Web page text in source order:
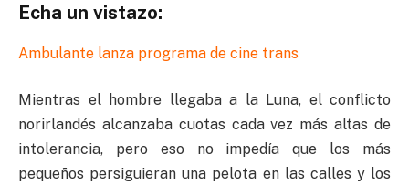
Echa un vistazo:
Ambulante lanza programa de cine trans
Mientras el hombre llegaba a la Luna, el conflicto
norirlandés alcanzaba cuotas cada vez más altas de
intolerancia, pero eso no impedía que los más
pequeños persiguieran una pelota en las calles y los